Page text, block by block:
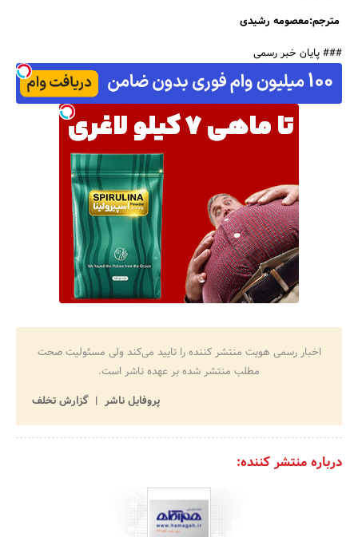
مترجم:معصومه رشیدی
### پایان خبر رسمی
اخبار رسمی هویت منتشر کننده را تایید می‌کند ولی مسئولیت صحت
مطلب منتشر شده بر عهده ناشر است.
پروفایل ناشر
گزارش تخلف
درباره منتشر کننده: